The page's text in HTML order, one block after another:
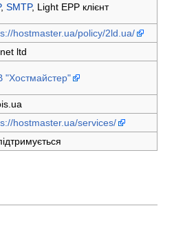
, SMTP, Light EPP клієнт
hostmaster.ua/policy/2ld.ua/
ltd
"Хостмайстер"
hostmaster.ua/services/